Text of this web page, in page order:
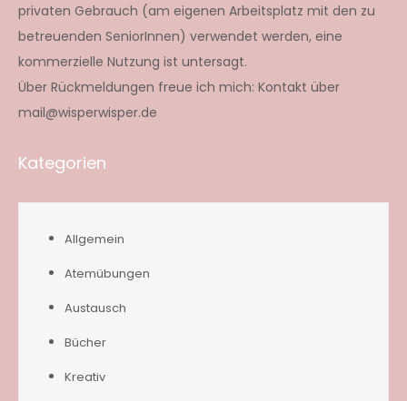
privaten Gebrauch (am eigenen Arbeitsplatz mit den zu
betreuenden SeniorInnen) verwendet werden, eine
kommerzielle Nutzung ist untersagt.
Über Rückmeldungen freue ich mich: Kontakt über
mail@wisperwisper.de
Kategorien
Allgemein
Atemübungen
Austausch
Bücher
Kreativ